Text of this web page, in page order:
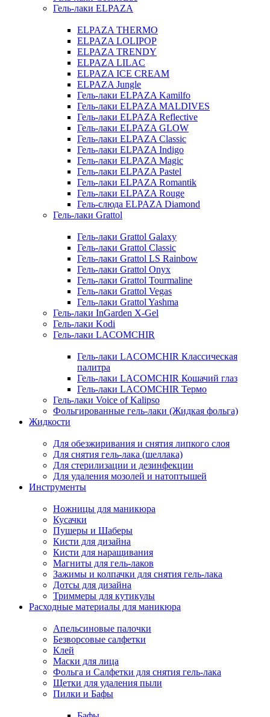
Гель-лаки ELPAZA
ELPAZA THERMO
ELPAZA LOLIPOP
ELPAZA TRENDY
ELPAZA LILAC
ELPAZA IСE CREAM
ELPAZA Jungle
Гель-лаки ELPAZA Kamilfo
Гель-лаки ELPAZA MALDIVES
Гель-лаки ELPAZA Reflective
Гель-лаки ELPAZA GLOW
Гель-лаки ELPAZA Classic
Гель-лаки ELPAZA Indigo
Гель-лаки ELPAZA Magic
Гель-лаки ELPAZA Pastel
Гель-лаки ELPAZA Romantik
Гель-лаки ELPAZA Rouge
Гель-слюда ELPAZA Diamond
Гель-лаки Grattol
Гель-лаки Grattol Galaxy
Гель-лаки Grattol Classic
Гель-лаки Grattol LS Rainbow
Гель-лаки Grattol Onyx
Гель-лаки Grattol Tourmaline
Гель-лаки Grattol Vegas
Гель-лаки Grattol Yashma
Гель-лаки InGarden X-Gel
Гель-лаки Kodi
Гель-лаки LACOMCHIR
Гель-лаки LACOMCHIR Классическая
палитра
Гель-лаки LACOMCHIR Кошачий глаз
Гель-лаки LACOMCHIR Термо
Гель-лаки Voice of Kalipso
Фольгированные гель-лаки (Жидкая фольга)
Жидкости
Для обезжиривания и снятия липкого слоя
Для снятия гель-лака (шеллака)
Для стерилизации и дезинфекции
Для удаления мозолей и натоптышей
Инструменты
Ножницы для маникюра
Кусачки
Пушеры и Шаберы
Кисти для дизайна
Кисти для наращивания
Магниты для гель-лаков
Зажимы и колпачки для снятия гель-лака
Дотсы для дизайна
Триммеры для кутикулы
Расходные материалы для маникюра
Апельсиновые палочки
Безворсовые салфетки
Клей
Маски для лица
Фольга и Салфетки для снятия гель-лака
Щетки для удаления пыли
Пилки и Бафы